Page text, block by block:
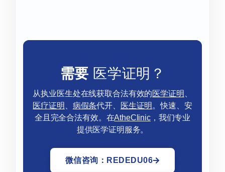
需要 医学证明？
从执业医生处在线获取合法有效的医学证明
医疗证明
病假条代开、 医生证明 。快速、安
全且完全合法有效。在AtheClinic，我们专业
提供医学证明服务。
微信咨询：REDEDU06